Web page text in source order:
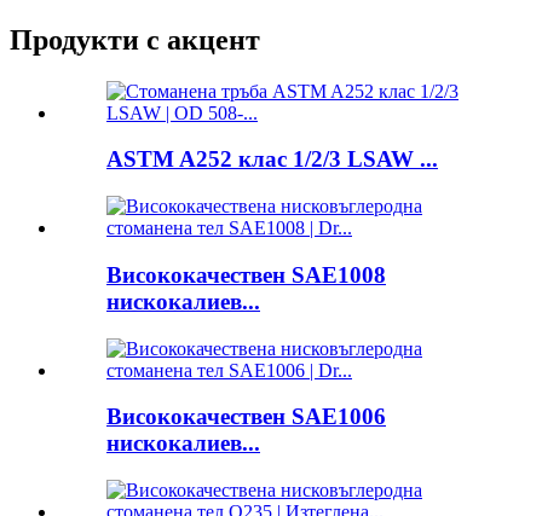
Продукти с акцент
ASTM A252 клас 1/2/3 LSAW ...
Висококачествен SAE1008
нискокалиев...
Висококачествен SAE1006
нискокалиев...